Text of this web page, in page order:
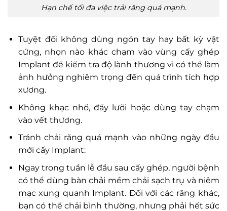
Hạn chế tối đa việc trải răng quá mạnh.
Tuyệt đối không dùng ngón tay hay bất kỳ vật
cứng, nhọn nào khác chạm vào vùng cấy ghép
Implant để kiểm tra độ lành thương vì có thể làm
ảnh hưởng nghiêm trọng đến quá trình tích hợp
xương.
Không khạc nhổ, đẩy lưỡi hoặc dùng tay chạm
vào vết thương.
Tránh chải răng quá mạnh vào những ngày đầu
mới cấy Implant:
Ngay trong tuần lễ đầu sau cấy ghép, người bệnh
có thể dùng bàn chải mềm chải sạch trụ và niêm
mạc xung quanh Implant. Đối với các răng khác,
bạn có thể chải bình thường, nhưng phải hết sức